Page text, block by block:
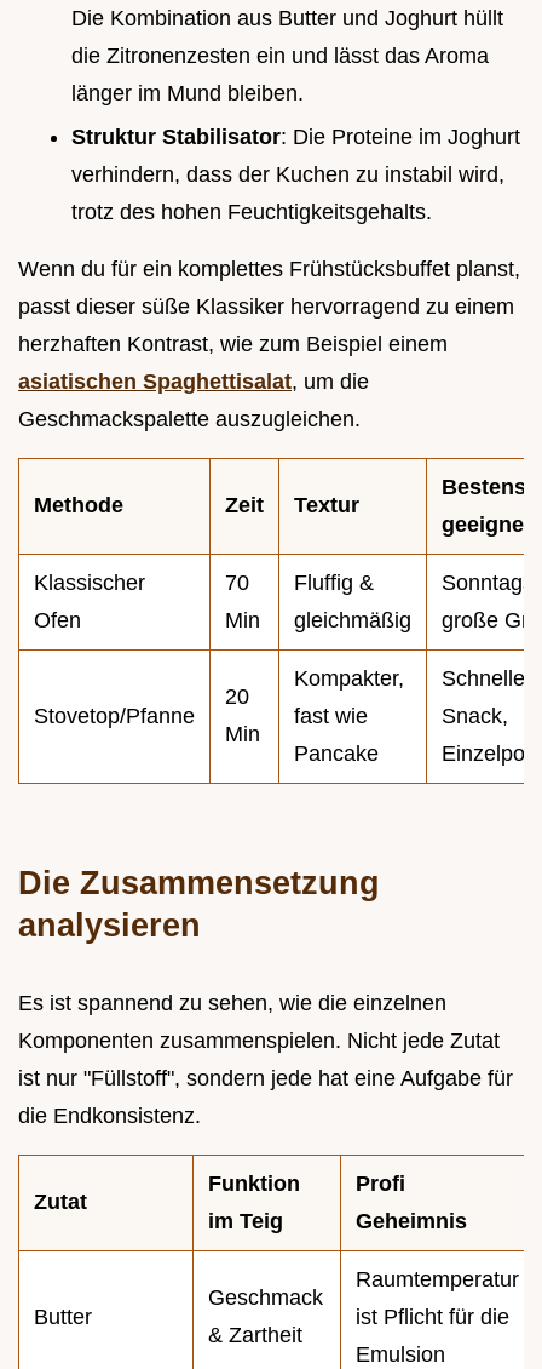
Die Kombination aus Butter und Joghurt hüllt
die Zitronenzesten ein und lässt das Aroma
länger im Mund bleiben.
Struktur Stabilisator: Die Proteine im Joghurt
verhindern, dass der Kuchen zu instabil wird,
trotz des hohen Feuchtigkeitsgehalts.
Wenn du für ein komplettes Frühstücksbuffet planst,
passt dieser süße Klassiker hervorragend zu einem
herzhaften Kontrast, wie zum Beispiel einem
asiatischen Spaghettisalat, um die
Geschmackspalette auszugleichen.
Methode Zeit Textur
Bestens
geeignet
Klassischer
Ofen
70
Min
Fluffig &
gleichmäßig
große
Stovetop/Pfanne
20
Min
Kompakter,
fast wie
Pancake
Schneller
Snack,
Die Zusammensetzung
analysieren
Es ist spannend zu sehen, wie die einzelnen
Komponenten zusammenspielen. Nicht jede Zutat
ist nur "Füllstoff", sondern jede hat eine Aufgabe für
die Endkonsistenz.
Zutat
Funktion
im Teig
Profi
Geheimnis
Butter
Geschmack
& Zartheit
Raumtemperatur
ist Pflicht für die
Emulsion